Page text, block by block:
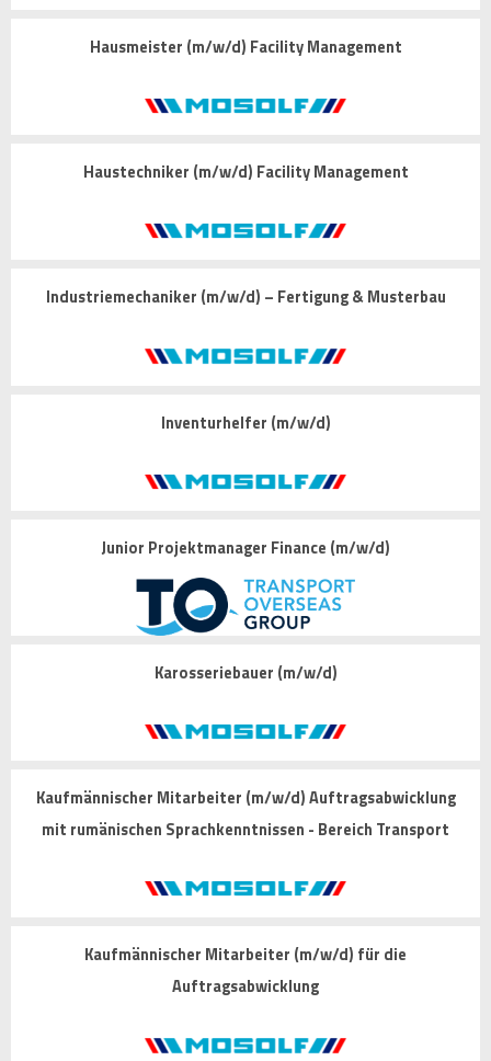
Hausmeister (m/w/d) Facility Management
Haustechniker (m/w/d) Facility Management
Industriemechaniker (m/w/d) – Fertigung & Musterbau
Inventurhelfer (m/w/d)
Junior Projektmanager Finance (m/w/d)
Karosseriebauer (m/w/d)
Kaufmännischer Mitarbeiter (m/w/d) Auftragsabwicklung
mit rumänischen Sprachkenntnissen - Bereich Transport
Kaufmännischer Mitarbeiter (m/w/d) für die
Auftragsabwicklung